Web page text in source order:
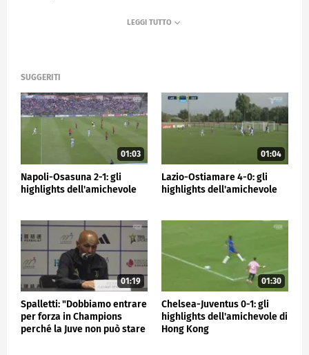
SPORTMEDIASET
SUGGERITI
01:03
Napoli-Osasuna 2-1: gli
highlights dell'amichevole
01:04
Lazio-Ostiamare 4-0: gli
highlights dell'amichevole
01:19
Spalletti: "Dobbiamo entrare
per forza in Champions
perché la Juve non può stare
01:30
Chelsea-Juventus 0-1: gli
highlights dell'amichevole di
Hong Kong